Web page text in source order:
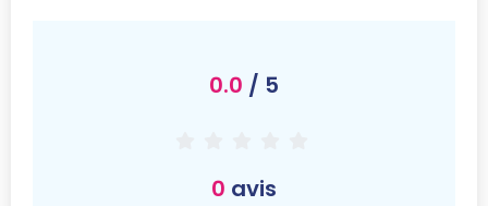
0.0 / 5
0 avis